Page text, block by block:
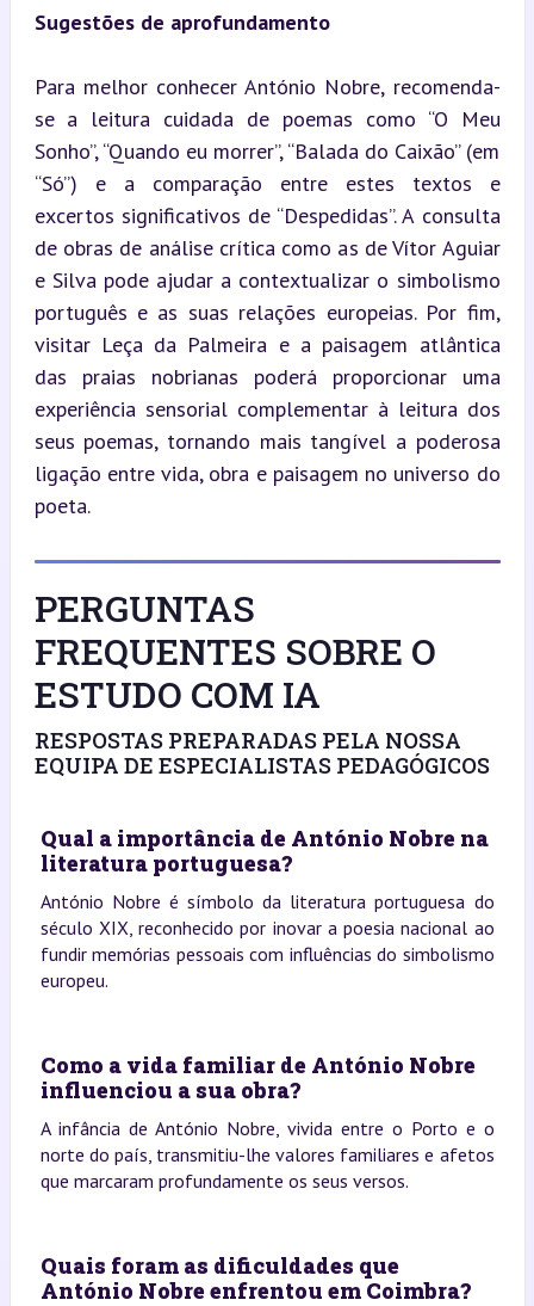
Sugestões de aprofundamento
Para melhor conhecer António Nobre, recomenda-
se a leitura cuidada de poemas como “O Meu
Sonho”, “Quando eu morrer”, “Balada do Caixão” (em
“Só”) e a comparação entre estes textos e
excertos significativos de “Despedidas”. A consulta
de obras de análise crítica como as de Vítor Aguiar
e Silva pode ajudar a contextualizar o simbolismo
português e as suas relações europeias. Por fim,
visitar Leça da Palmeira e a paisagem atlântica
das praias nobrianas poderá proporcionar uma
experiência sensorial complementar à leitura dos
seus poemas, tornando mais tangível a poderosa
ligação entre vida, obra e paisagem no universo do
poeta.
PERGUNTAS
FREQUENTES SOBRE O
ESTUDO COM IA
RESPOSTAS PREPARADAS PELA NOSSA
EQUIPA DE ESPECIALISTAS PEDAGÓGICOS
Qual a importância de António Nobre na
literatura portuguesa?
António Nobre é símbolo da literatura portuguesa do
século XIX, reconhecido por inovar a poesia nacional ao
fundir memórias pessoais com influências do simbolismo
europeu.
Como a vida familiar de António Nobre
influenciou a sua obra?
A infância de António Nobre, vivida entre o Porto e o
norte do país, transmitiu-lhe valores familiares e afetos
que marcaram profundamente os seus versos.
Quais foram as dificuldades que
António Nobre enfrentou em Coimbra?